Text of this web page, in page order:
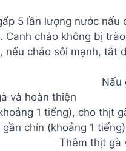
5 lần lượng nước nấu
Canh cháo không bị
nếu cháo sôi mạnh, tắt
Nấu
và hoàn thiện
1 tiếng), cho thịt
Thêm thịt gà